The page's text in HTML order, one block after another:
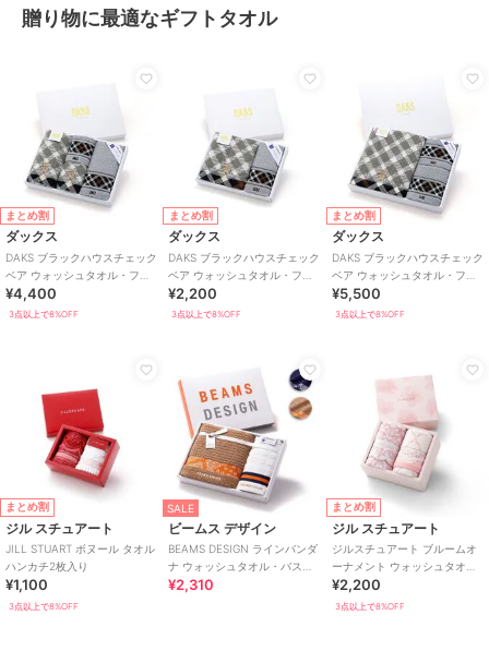
贈り物に最適なギフトタオル
まとめ割
ダックス
DAKS ブラックハウスチェック
ベア ウォッシュタオル・フェ
イスタオル各2枚入り
¥4,400
3点以上で8%OFF
まとめ割
ダックス
DAKS ブラックハウスチェック
ベア ウォッシュタオル・フェ
イスタオル各1枚入り
¥2,200
3点以上で8%OFF
まとめ割
ダックス
DAKS ブラックハウスチェック
ベア ウォッシュタオル・フェ
イスタオル・バスタオル各1枚
入り
¥5,500
3点以上で8%OFF
まとめ割
ジル スチュアート
JILL STUART ボヌール タオル
ハンカチ2枚入り
¥1,100
3点以上で8%OFF
SALE
ビームス デザイン
BEAMS DESIGN ラインバンダ
ナ ウォッシュタオル・バスタ
オル各1枚入り
¥2,310
まとめ割
ジル スチュアート
ジルスチュアート ブルームオ
ーナメント ウォッシュタオ
ル・フェイスタオル各1枚入り
¥2,200
3点以上で8%OFF